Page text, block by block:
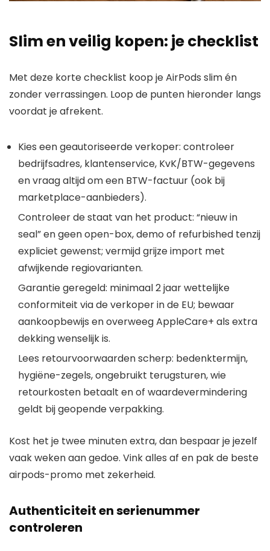
Slim en veilig kopen: je checklist
Met deze korte checklist koop je AirPods slim én
zonder verrassingen. Loop de punten hieronder langs
voordat je afrekent.
Kies een geautoriseerde verkoper: controleer
bedrijfsadres, klantenservice, KvK/BTW-gegevens
en vraag altijd om een BTW-factuur (ook bij
marketplace-aanbieders).
Controleer de staat van het product: “nieuw in
seal” en geen open-box, demo of refurbished tenzij
expliciet gewenst; vermijd grijze import met
afwijkende regiovarianten.
Garantie geregeld: minimaal 2 jaar wettelijke
conformiteit via de verkoper in de EU; bewaar
aankoopbewijs en overweeg AppleCare+ als extra
dekking wenselijk is.
Lees retourvoorwaarden scherp: bedenktermijn,
hygiëne-zegels, ongebruikt terugsturen, wie
retourkosten betaalt en of waardevermindering
geldt bij geopende verpakking.
Kost het je twee minuten extra, dan bespaar je jezelf
vaak weken aan gedoe. Vink alles af en pak de beste
airpods-promo met zekerheid.
Authenticiteit en serienummer
controleren